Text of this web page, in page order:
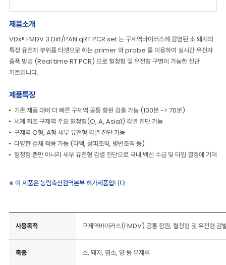
제품소개
VDx® FMDV 3 Diff/PAN qRT PCR set 는 구제역바이러스에 감염된 소 돼지의
특정 유전자 부위를 타겟으로 하는 primer 와 probe 를 이용하여 실시간 유전자
증폭 방법 (Real time RT PCR) 으로 혈청형 및 유전형 구별이 가능한 진단
키트입니다.
제품특징
기존 제품 대비 더 빠른 구제역 공통 항원 검출 가능 (100분 -> 70분)
세계 최초 구제역 주요 혈청형(O, A, Asia1) 감별 진단 가능
구제역 O형, A형 세부 유전형 감별 진단 가능
다양한 검체 적용 가능 (타액, 상피조직, 병변조직 등)
혈청형 뿐만 아니라 세부 유전형 감별 진단으로 국내 백신 수급 및 타입 결정에 기여
※ 이 제품은 농림축산검역본부 허가제품입니다.
사용목적 구제역바이러스(FMDV) 공통 항원, 혈청형 및 유전형 감
축종 소, 돼지, 염소, 양 등 우제류